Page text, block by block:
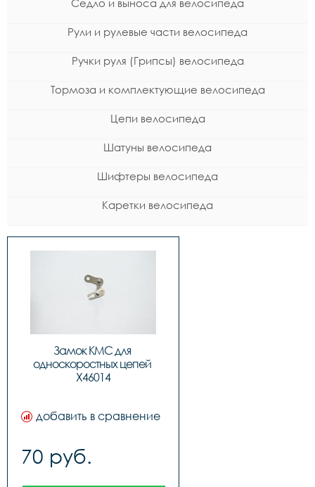
Седло и выноса для велосипеда
Рули и рулевые части велосипеда
Ручки руля (Грипсы) велосипеда
Тормоза и комплектующие велосипеда
Цепи велосипеда
Шатуны велосипеда
Шифтеры велосипеда
Каретки велосипеда
Замок KMC для
односкоростных цепей
Х46014
добавить в сравнение
70 руб.